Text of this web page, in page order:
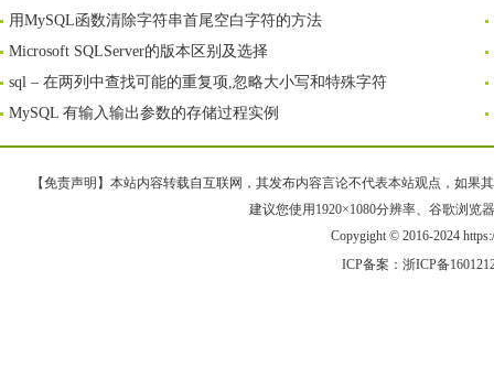
用MySQL函数清除字符串首尾空白字符的方法
Microsoft SQLServer的版本区别及选择
sql – 在两列中查找可能的重复项,忽略大小写和特殊字符
MySQL 有输入输出参数的存储过程实例
【免责声明】本站内容转载自互联网，其发布内容言论不代表本站观点，如果
建议您使用1920×1080分辨率、谷歌浏览
Copygight © 2016-2024
ICP备案： 浙ICP备